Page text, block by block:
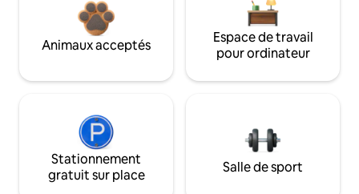
Animaux acceptés
Espace de travail
pour ordinateur
Stationnement
gratuit sur place
Salle de sport